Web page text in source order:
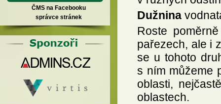
ČMS na Facebooku
správce stránek
Dužnina
Roste
pařezech, ale i
se u tohoto
s ním můžeme
oblasti,
oblastech.